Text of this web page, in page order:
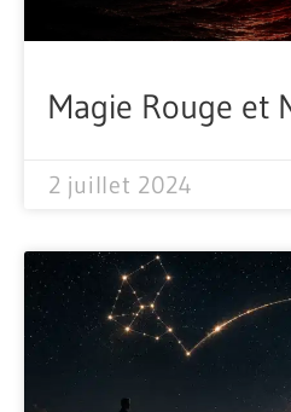
Magie Rouge et
2 juillet 2024